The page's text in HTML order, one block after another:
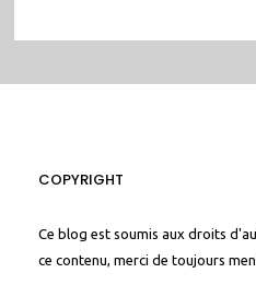
COPYRIGHT
Ce blog est soumis aux droits
ce contenu, merci de toujours